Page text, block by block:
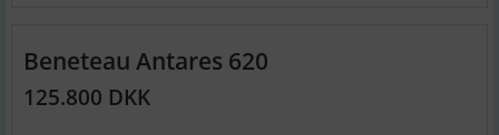
Beneteau Antares 620
125.800 DKK